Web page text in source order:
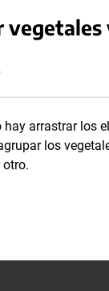
vegetales
hay arrastrar los
los